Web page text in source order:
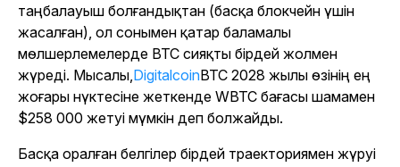
таңбалауыш болғандықтан (басқа блокчейн үшін
жасалған), ол сонымен қатар баламалы
мөлшерлемелерде BTC сияқты бірдей жолмен
жүреді. Мысалы, DigitalcoinBTC 2028 жылы өзінің ең
жоғары нүктесіне жеткенде WBTC бағасы шамамен
$258 000 жетуі мүмкін деп болжайды.
Басқа оралған белгілер бірдей траекториямен жүруі